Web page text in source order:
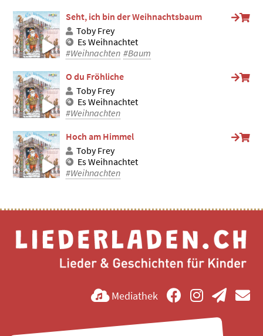
Seht, ich bin der Weihnachtsbaum
Toby Frey
Es Weihnachtet
#Weihnachten #Baum
O du Fröhliche
Toby Frey
Es Weihnachtet
#Weihnachten
Hoch am Himmel
Toby Frey
Es Weihnachtet
#Weihnachten
Mediathek